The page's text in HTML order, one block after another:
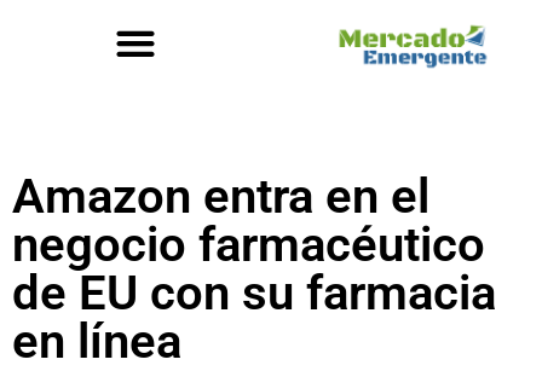
Amazon entra en el
negocio farmacéutico
de EU con su farmacia
en línea